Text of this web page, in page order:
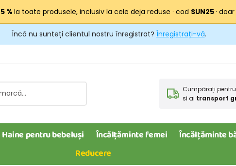
% la toate produsele, inclusiv la cele deja reduse · cod SUN25·
Încă nu sunteți clientul nostru înregistrat? Înregistrați-vă.
Cumpărați
si ai transport
Haine pentru bebeluși Încălțăminte femei Încălțăminte
Reducere